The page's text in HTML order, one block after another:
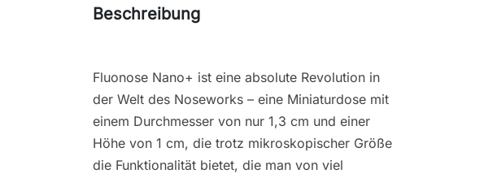
Beschreibung
Fluonose Nano+ ist eine absolute Revolution in
der Welt des Noseworks – eine Miniaturdose mit
einem Durchmesser von nur 1,3 cm und einer
Höhe von 1 cm, die trotz mikroskopischer Größe
die Funktionalität bietet, die man von viel